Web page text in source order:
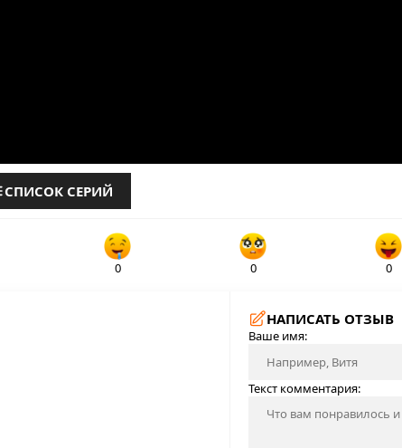
СПИСОК СЕРИЙ
0 0 0
НАПИСАТЬ ОТЗЫВ
Ваше имя:
Текст комментария: